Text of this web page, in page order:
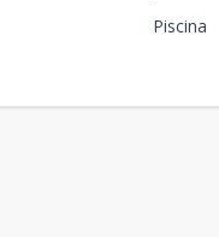
Piscina